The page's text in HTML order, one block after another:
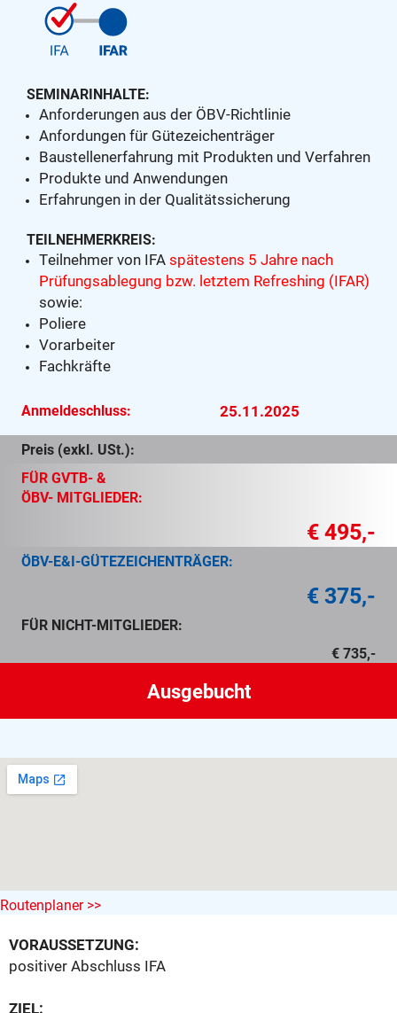
VORAUSSETZUNG:
positiver Abschluss IFA
ZIEL:
SEMINARINHALTE:
Anforderungen aus der ÖBV-Richtlinie
Anfordungen für Gütezeichenträger
Baustellenerfahrung mit Produkten und Verfahren
Produkte und Anwendungen
Erfahrungen in der Qualitätssicherung
TEILNEHMERKREIS:
Teilnehmer von IFAspätestens 5 Jahre nach
Prüfungsablegung bzw. letztem Refreshing (IFAR)
sowie:
Poliere
Vorarbeiter
Fachkräfte
Anmeldeschluss: 25.11.2025
Preis (exkl. USt.):
FÜR GVTB- &
ÖBV- MITGLIEDER:
€ 495,-
ÖBV-E&I-GÜTEZEICHENTRÄGER:
€ 375,-
FÜR NICHT-MITGLIEDER:
€ 735,-
Routenplaner >>